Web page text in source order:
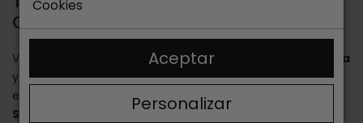
COMPOSTELA
Visita tu
tienda de zapatos en Santiago de Compostela
y mantente al corriente sobre todas nuestras novedades
en calzado de mujer, hombre y niño. En las
Santiago de Compostela sabemos que cada persona
Cookies
Personalizar
Aceptar